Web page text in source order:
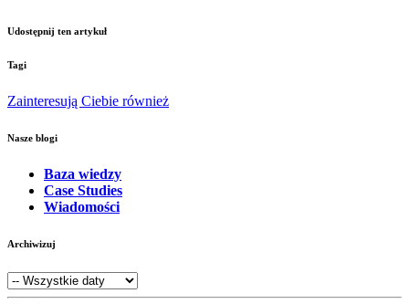
Udostępnij ten artykuł
Tagi
Zainteresują Ciebie również
Nasze blogi
Baza wiedzy
Case Studies
Wiadomości
Archiwizuj